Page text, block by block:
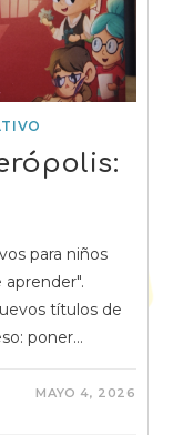
para niños
títulos de
poner…
MAYO 4, 2026